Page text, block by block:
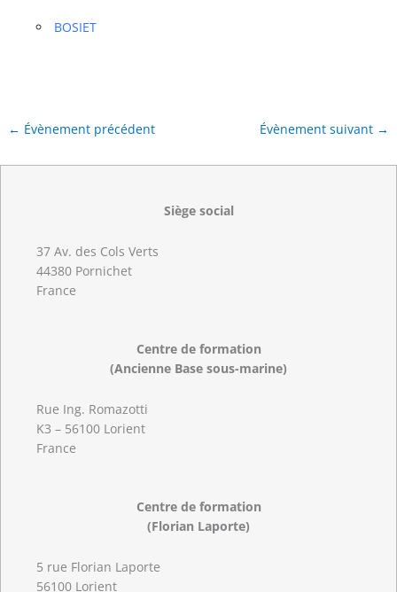
BOSIET
← Évènement précédent Évènement suivant →
Siège social
37 Av. des Cols Verts
44380 Pornichet
France
Centre de formation
(Ancienne Base sous-marine)
Rue Ing. Romazotti
K3 – 56100 Lorient
France
Centre de formation
(Florian Laporte)
5 rue Florian Laporte
56100 Lorient